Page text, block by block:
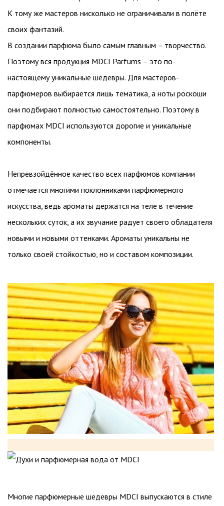
К тому же мастеров нисколько не ограничивали в полёте
своих фантазий.
В создании парфюма было самым главным – творчество.
Поэтому вся продукция MDCI Parfums – это по-
настоящему уникальные шедевры. Для мастеров-
парфюмеров выбирается лишь тематика, а ноты роскоши
они подбирают полностью самостоятельно. Поэтому в
парфюмах MDCI используются дорогие и уникальные
компоненты.
Непревзойдённое качество всех парфюмов компании
отмечается многими поклонниками парфюмерного
искусства, ведь ароматы держатся на теле в течение
нескольких суток, а их звучание радует своего обладателя
новыми и новыми оттенками. Ароматы уникальны не
только своей стойкостью, но и составом композиции.
Многие парфюмерные шедевры MDCI выпускаются в стиле